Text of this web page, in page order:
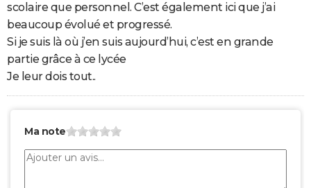
scolaire que personnel. C’est également ici que j’ai
beaucoup évolué et progressé.
Si je suis là où j’en suis aujourd’hui, c’est en grande
partie grâce à ce lycée
Je leur dois tout..
Ma note